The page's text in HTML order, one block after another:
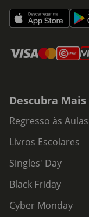
Descubra Mais
Regresso às Aulas
Livros Escolares
Singles' Day
Black Friday
Cyber Monday